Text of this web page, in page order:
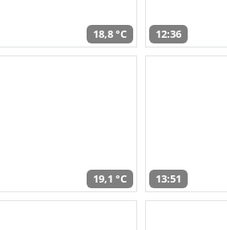
18,8 °C 12:36
19,1 °C 13:51